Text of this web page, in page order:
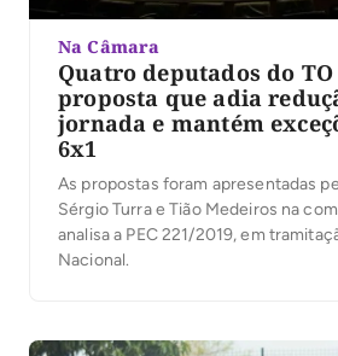
Na Câmara
Quatro deputados do
proposta que adia
jornada e mantém
6x1
As propostas foram apresentadas
Sérgio Turra e Tião Medeiros na
analisa a PEC 221/2019, em
Nacional.